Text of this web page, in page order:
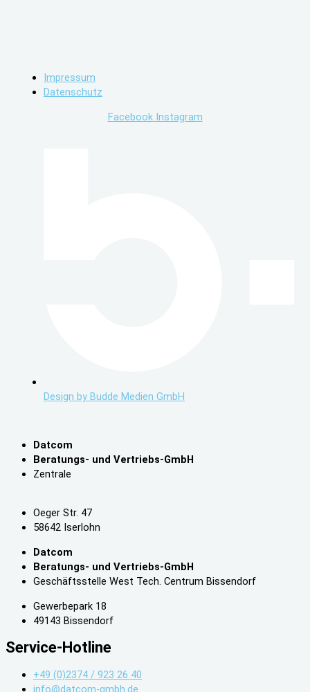
Impressum
Datenschutz
Facebook Instagram
Design by Budde Medien GmbH
Datcom
Beratungs- und Vertriebs-GmbH
Zentrale
Oeger Str. 47
58642 Iserlohn
Datcom
Beratungs- und Vertriebs-GmbH
Geschäftsstelle West Tech. Centrum Bissendorf
Gewerbepark 18
49143 Bissendorf
Service-Hotline
+49 (0)2374 / 923 26 40
info@datcom-gmbh.de